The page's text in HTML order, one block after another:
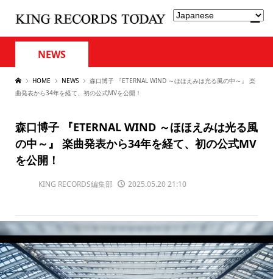
NEWS
HOME NEWS
森口博子 『ETERNAL WIND ～ほほえみは光る風の中～』 楽
曲発表から34年を経て、初の公式MVを公開！
森口博子 『ETERNAL WIND ～ほほえみは光る風
の中～』 楽曲発表から34年を経て、初の公式MV
を公開！
KING RECORDS編集部 2025.05.20 21:10